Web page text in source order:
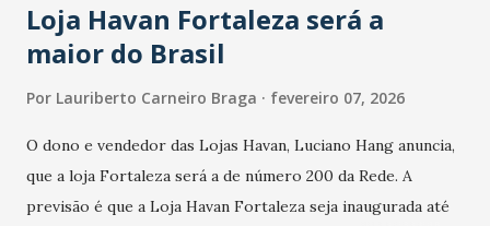
Loja Havan Fortaleza será a
maior do Brasil
Por Lauriberto Carneiro Braga fevereiro 07, 2026
O dono e vendedor das Lojas Havan, Luciano Hang anuncia,
que a loja Fortaleza será a de número 200 da Rede. A
previsão é que a Loja Havan Fortaleza seja inaugurada até